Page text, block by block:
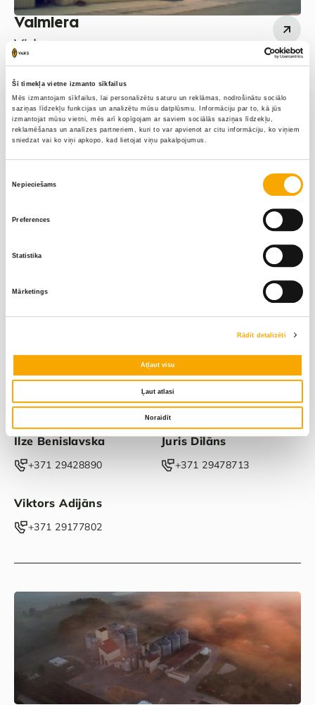
Šī tīmekļa vietne izmanto sīkfailus
Mēs izmantojam sīkfailus, lai personalizētu saturu un reklāmas, nodrošinātu sociālo
saziņas līdzekļu funkcijas un analizētu mūsu datplūsmu. Informāciju par to, kā jūs
izmantojat mūsu vietni, mēs arī kopīgojam ar saviem sociālās saziņas līdzekļu,
reklamēšanas un analīzes partneriem, kuri to var apvienot ar citu informāciju, ko viņiem
sniedzat vai ko viņi apkopo, kad lietojat viņu pakalpojumus.
izvēle
Nepieciešams
Preferences
Statistika
Mārketings
Rādīt detalizēti
Atļaut visu
Ļaut atlasi
Noraidīt
Valmiera
Vidzeme
Līga Vektere
‭+371 26395169‬
Māris Korņējevs
Elīna Prudņikoviča Juris Liepa
Zinta Jansone
Varakļāni
Ilze Benislavska
‭+371 29428890‬
Juris Dilāns
‭+371 29478713‬
Viktors Adijāns
‭+371 29177802‬